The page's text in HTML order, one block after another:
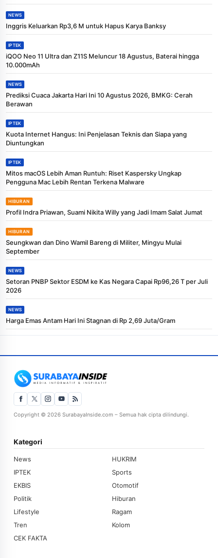
NEWS
Inggris Keluarkan Rp3,6 M untuk Hapus Karya Banksy
IPTEK
iQOO Neo 11 Ultra dan Z11S Meluncur 18 Agustus, Baterai hingga
10.000mAh
NEWS
Prediksi Cuaca Jakarta Hari Ini 10 Agustus 2026, BMKG: Cerah
Berawan
IPTEK
Kuota Internet Hangus: Ini Penjelasan Teknis dan Siapa yang
Diuntungkan
IPTEK
Mitos macOS Lebih Aman Runtuh: Riset Kaspersky Ungkap
Pengguna Mac Lebih Rentan Terkena Malware
HIBURAN
Profil Indra Priawan, Suami Nikita Willy yang Jadi Imam Salat Jumat
HIBURAN
Seungkwan dan Dino Wamil Bareng di Militer, Mingyu Mulai
September
NEWS
Setoran PNBP Sektor ESDM ke Kas Negara Capai Rp96,26 T per Juli
2026
NEWS
Harga Emas Antam Hari Ini Stagnan di Rp 2,69 Juta/Gram
Copyright © 2026 SurabayaInside.com – Semua hak cipta dilindungi.
Kategori
News
HUKRIM
IPTEK
Sports
EKBIS
Otomotif
Politik
Hiburan
Lifestyle
Ragam
Tren
Kolom
CEK FAKTA